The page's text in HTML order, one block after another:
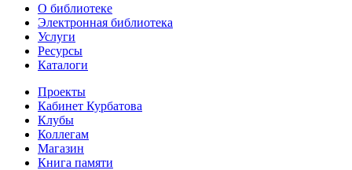
О библиотеке
Электронная библиотека
Услуги
Ресурсы
Каталоги
Проекты
Кабинет Курбатова
Клубы
Коллегам
Магазин
Книга памяти